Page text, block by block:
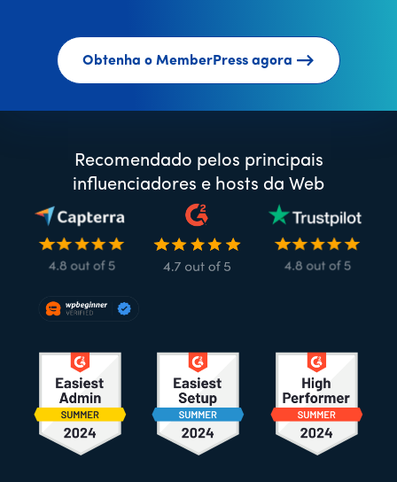
Obtenha o MemberPress agora
Recomendado pelos principais
influenciadores e hosts da Web